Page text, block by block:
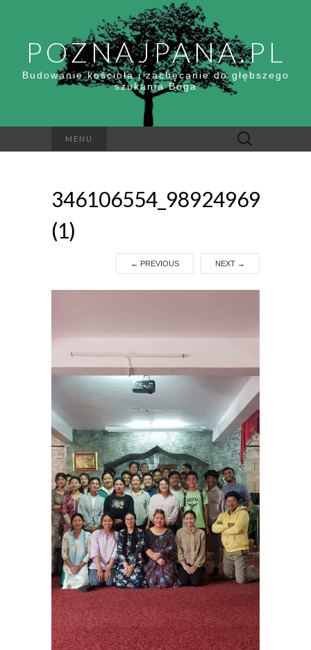
POZNAJPANA.PL
Budowanie kościoła i zachęcanie do głębszego
szukania Boga
MENU Szukaj:
(1)
← PREVIOUS NEXT →